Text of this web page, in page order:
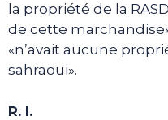
la propriété de la
de cette
«n’avait aucune
sahraoui».
R. I.